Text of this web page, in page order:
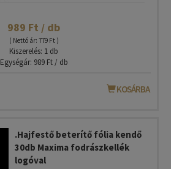
989 Ft / db
( Nettó ár: 779 Ft )
Kiszerelés: 1 db
Egységár: 989 Ft / db
KOSÁRBA
.Hajfestő beterítő fólia kendő
30db Maxima fodrászkellék
logóval